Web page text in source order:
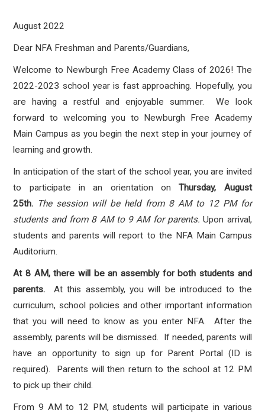
August 2022
Dear NFA Freshman and Parents/Guardians,
Welcome to Newburgh Free Academy Class of 2026! The
2022-2023 school year is fast approaching. Hopefully, you
are having a restful and enjoyable summer. We look
forward to welcoming you to Newburgh Free Academy
Main Campus as you begin the next step in your journey of
learning and growth.
In anticipation of the start of the school year, you are invited
to participate in an orientation onThursday, August
25th. The session will be held from 8 AM to 12 PM for
students and from 8 AM to 9 AM for parents. Upon arrival,
students and parents will report to the NFA Main Campus
Auditorium.
At 8 AM, there will be an assembly for both students and
parents. At this assembly, you will be introduced to the
curriculum, school policies and other important information
that you will need to know as you enter NFA. After the
assembly, parents will be dismissed. If needed, parents will
have an opportunity to sign up for Parent Portal (ID is
required). Parents will then return to the school at 12 PM
to pick up their child.
From 9 AM to 12 PM, students will participate in various